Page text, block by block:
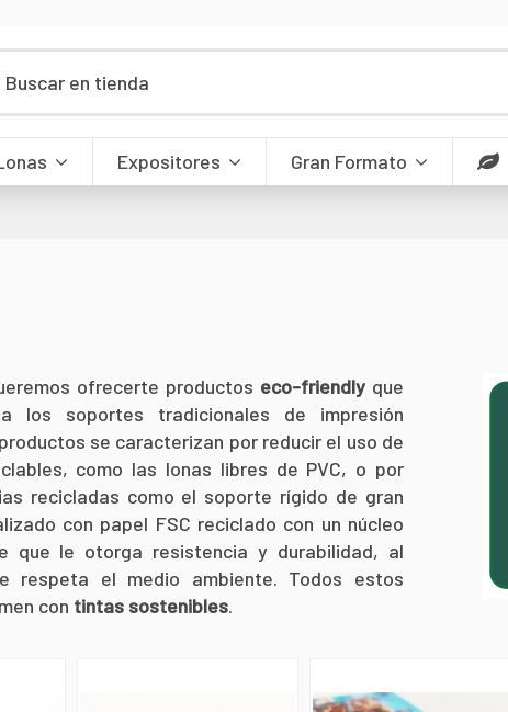
Expositores Gran Formato
ofrecerte productos eco-friendly que
los soportes tradicionales de impresión
se caracterizan por reducir el uso de
como las lonas libres de PVC, o por
recicladas como el soporte rígido de gran
con papel FSC reciclado con un núcleo
que le otorga resistencia y durabilidad, al
respeta el medio ambiente. Todos estos
con tintas sostenibles.